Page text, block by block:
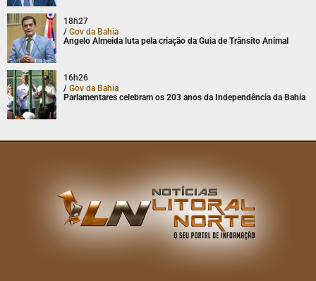
18h27
/ Gov da Bahia
Angelo Almeida luta pela criação da Guia de Trânsito Animal
16h26
/ Gov da Bahia
Parlamentares celebram os 203 anos da Independência da Bahia